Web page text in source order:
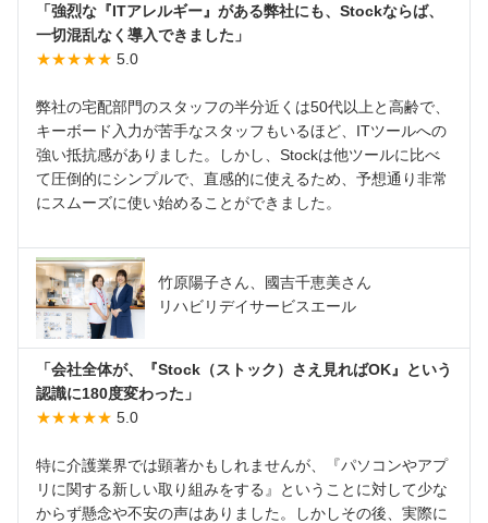
「強烈な『ITアレルギー』がある弊社にも、Stockならば、
一切混乱なく導入できました」
★★★★★ 5.0
弊社の宅配部門のスタッフの半分近くは50代以上と高齢で、
キーボード入力が苦手なスタッフもいるほど、ITツールへの
強い抵抗感がありました。しかし、Stockは他ツールに比べ
て圧倒的にシンプルで、直感的に使えるため、予想通り非常
にスムーズに使い始めることができました。
竹原陽子さん、國吉千恵美さん
リハビリデイサービスエール
「会社全体が、『Stock（ストック）さえ見ればOK』という
認識に180度変わった」
★★★★★ 5.0
特に介護業界では顕著かもしれませんが、『パソコンやアプ
リに関する新しい取り組みをする』ということに対して少な
からず懸念や不安の声はありました。しかしその後、実際に